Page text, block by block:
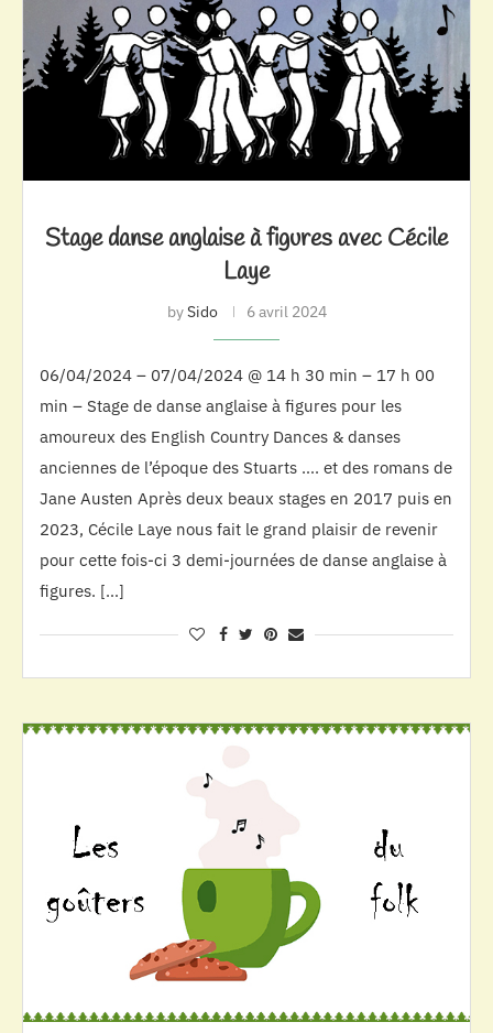
Stage danse anglaise à figures avec Cécile
Laye
bySido 6 avril 2024
06/04/2024 – 07/04/2024 @ 14 h 30 min – 17 h 00
min – Stage de danse anglaise à figures pour les
amoureux des English Country Dances & danses
anciennes de l’époque des Stuarts …. et des romans de
Jane Austen Après deux beaux stages en 2017 puis en
2023, Cécile Laye nous fait le grand plaisir de revenir
pour cette fois-ci 3 demi-journées de danse anglaise à
figures. […]